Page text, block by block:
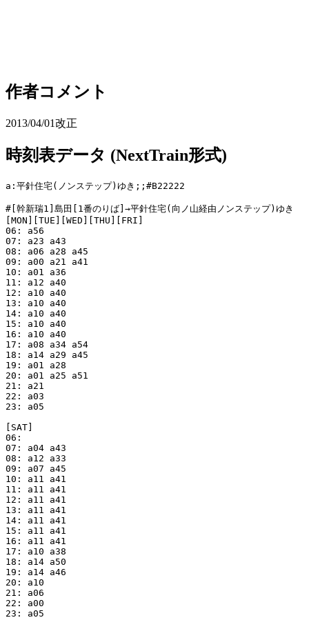
作者コメント
2013/04/01改正
時刻表データ (NextTrain形式)
a:平針住宅(ノンステップ)ゆき;;#B22222
#[幹新瑞1]島田[1番のりば]→平針住宅(向ノ山経由ノンステップ)ゆき
[MON][TUE][WED][THU][FRI]
06: a56
07: a23 a43
08: a06 a28 a45
09: a00 a21 a41
10: a01 a36
11: a12 a40
12: a10 a40
13: a10 a40
14: a10 a40
15: a10 a40
16: a10 a40
17: a08 a34 a54
18: a14 a29 a45
19: a01 a28
20: a01 a25 a51
21: a21
22: a03
23: a05
[SAT]
06:
07: a04 a43
08: a12 a33
09: a07 a45
10: a11 a41
11: a11 a41
12: a11 a41
13: a11 a41
14: a11 a41
15: a11 a41
16: a11 a41
17: a10 a38
18: a14 a50
19: a14 a46
20: a10
21: a06
22: a00
23: a05